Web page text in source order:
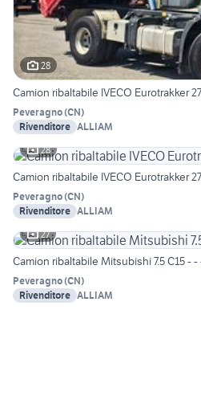
28
Camion ribaltabile IVECO Eurotrakker
Peveragno(CN)
Rivenditore ALLIAM
28
Camion ribaltabile IVECO Eurotrakker
Peveragno(CN)
Rivenditore ALLIAM
27
Camion ribaltabile Mitsubishi 7.5 C15 - -
Peveragno(CN)
Rivenditore ALLIAM